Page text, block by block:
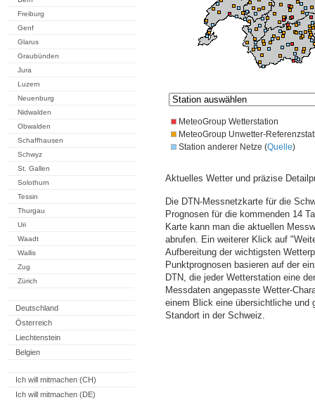
Freiburg
Genf
Glarus
Graubünden
Jura
Luzern
Neuenburg
Nidwalden
Obwalden
Schaffhausen
Schwyz
St. Gallen
Solothurn
Tessin
Thurgau
Uri
Waadt
Wallis
Zug
Zürich
Deutschland
Österreich
Liechtenstein
Belgien
Ich will mitmachen (CH)
Ich will mitmachen (DE)
MeteoGroup Wetterstation
MeteoGroup Unwetter-
Station anderer Netze (Quelle)
Aktuelles Wetter und präzise
Die DTN-Messnetzkarte für die
Prognosen für die kommenden 14
Karte kann man die aktuellen
abrufen. Ein weiterer Klick auf
Aufbereitung der wichtigsten
Punktprognosen basieren auf der
DTN, die jeder Wetterstation eine
Messdaten angepasste Wetter-
einem Blick eine übersichtliche und
Standort in der Schweiz.